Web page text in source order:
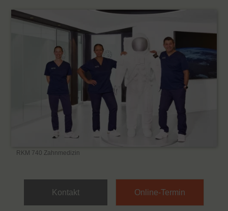
RKM 740 Zahnmedizin
Kontakt Online-Termin